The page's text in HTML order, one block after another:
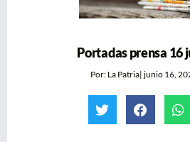
Portadas prensa 16
Por: La Patria| junio 16,